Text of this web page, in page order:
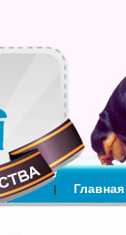
Главная